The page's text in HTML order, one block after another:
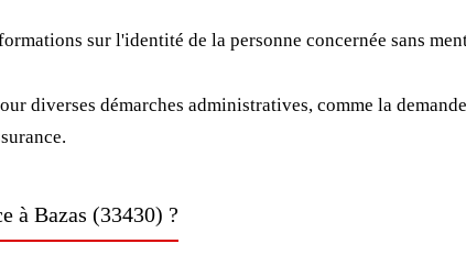
sur l'identité de la personne concernée sans
diverses démarches administratives, comme la
à Bazas (33430) ?